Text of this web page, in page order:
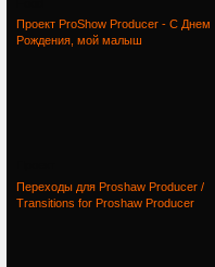
Проект ProShow Producer - С Днем
Рождения, мой малыш
Переходы для Proshaw Producer /
Transitions for Proshaw Producer